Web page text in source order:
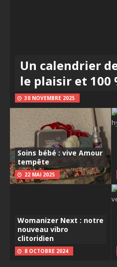
Un calendrier
le plaisir et 100
30 NOVEMBRE 2025
Soins bébé : vive Amour
tempête
22 MAI 2025
Womanizer Next : notre
nouveau vibro
clitoridien
8 OCTOBRE 2024